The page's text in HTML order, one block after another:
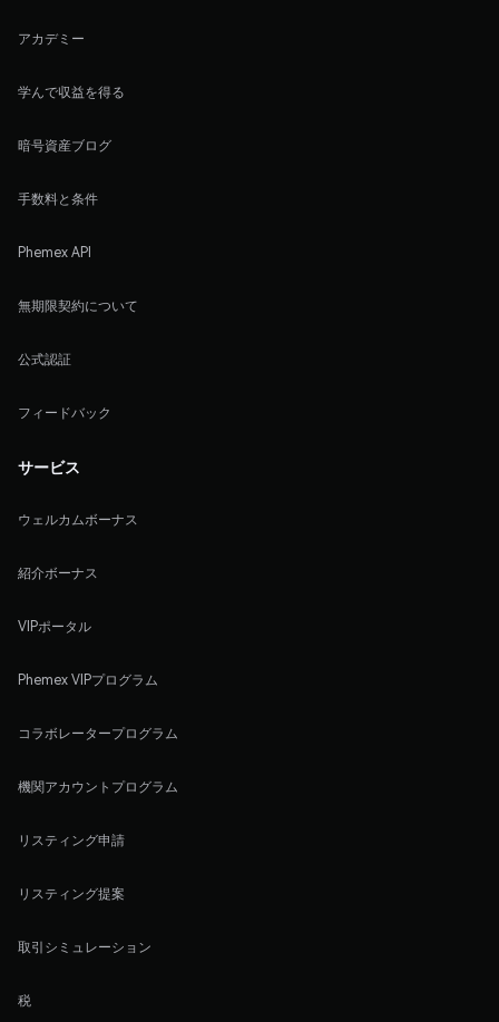
アカデミー
学んで収益を得る
暗号資産ブログ
手数料と条件
Phemex API
無期限契約について
公式認証
フィードバック
サービス
ウェルカムボーナス
紹介ボーナス
VIPポータル
Phemex VIPプログラム
コラボレータープログラム
機関アカウントプログラム
リスティング申請
リスティング提案
取引シミュレーション
税